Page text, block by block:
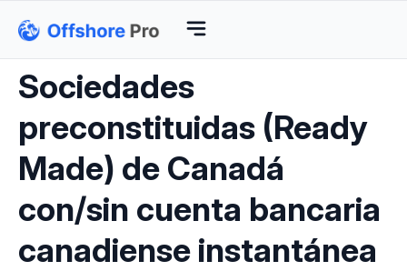
Sociedades
preconstituidas (Ready
Made) de Canadá
con/sin cuenta bancaria
canadiense instantánea